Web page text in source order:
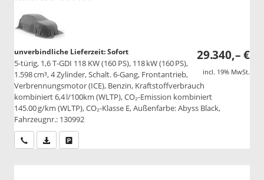
29.340,– €
incl. 19% MwSt.
unverbindliche Lieferzeit: Sofort
5-türig, 1,6 T-GDI 118 KW (160 PS), 118 kW (160 PS),
1.598 cm³, 4 Zylinder, Schalt. 6-Gang, Frontantrieb,
Verbrennungsmotor (ICE), Benzin, Kraftstoffverbrauch
kombiniert 6,4 l/100km (WLTP), CO₂-Emission kombiniert
145.00 g/km (WLTP), CO₂-Klasse E, Außenfarbe: Abyss Black,
Fahrzeugnr.: 130992
Wir rufen Sie anPDF-Datei, Fahrzeugexposé drucken